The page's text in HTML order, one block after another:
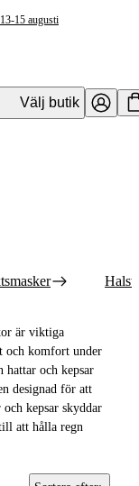
15 augusti
Välj butik
är viktiga
och komfort under
hattar och kepsar
designad för att
kepsar skyddar
att hålla regn